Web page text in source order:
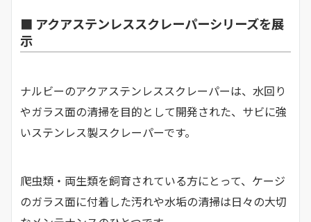
■ アクアステンレススクレーパーシリーズを展
示
ナルビーのアクアステンレススクレーパーは、水回り
やガラス面の清掃を目的として開発された、サビに強
いステンレス製スクレーパーです。
爬虫類・両生類を飼育されている方にとって、ケージ
のガラス面に付着した汚れや水垢の清掃は日々の大切